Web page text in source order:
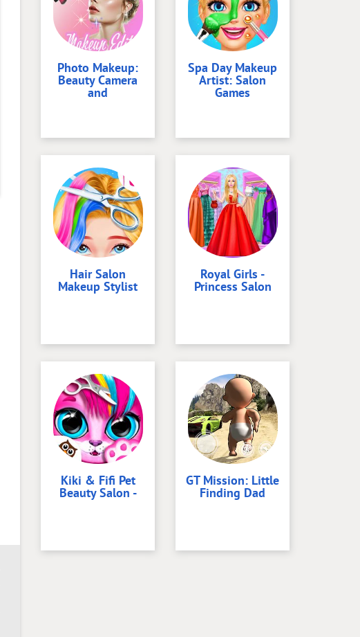
Photo Makeup:
Beauty Camera
and
Spa Day Makeup
Artist: Salon
Games
Hair Salon
Makeup Stylist
Royal Girls -
Princess Salon
Kiki & Fifi Pet
Beauty Salon -
GT Mission: Little
Finding Dad